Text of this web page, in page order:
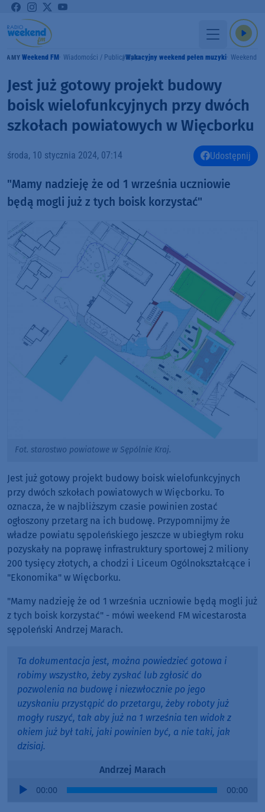
Weekend FM Wiadomości / PublicystykaWakacyjny weekend pełen muzyki Weekend
Jest już gotowy projekt budowy
boisk wielofunkcyjnych przy dwóch
szkołach powiatowych w Więcborku
środa, 10 stycznia 2024, 07:14 Udostępnij
"Mamy nadzieję że od 1 września uczniowie
będą mogli już z tych boisk korzystać"
Fot. starostwo powiatowe w Sępólnie Kraj.
Jest już gotowy projekt budowy boisk wielofunkcyjnych
przy dwóch szkołach powiatowych w Więcborku. To
oznacza, że w najbliższym czasie powinien zostać
ogłoszony przetarg na ich budowę. Przypomnijmy że
władze powiatu sępoleńskiego jeszcze w ubiegłym roku
pozyskały na poprawę infrastruktury sportowej 2 miliony
200 tysięcy złotych, a chodzi i Liceum Ogólnokształcące i
"Ekonomika" w Więcborku.
"Mamy nadzieję że od 1 września uczniowie będą mogli już
z tych boisk korzystać" - mówi weekend FM wicestarosta
sępoleński Andrzej Marach.
Ta dokumentacja jest, można powiedzieć gotowa i
robimy wszystko, żeby zyskać lub zgłosić do
pozwolenia na budowę i niezwłocznie po jego
uzyskaniu przystąpić do przetargu, żeby roboty już
mogły ruszyć, tak aby już na 1 września ten widok z
okiem już był taki, jaki powinien być, a nie taki, jak
dzisiaj.
Andrzej Marach
Audio
00:00 00:00